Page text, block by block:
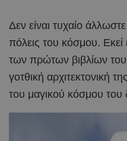
Δεν είναι τυχαίο
πόλεις του κόσμου.
των πρώτων βιβλίων του
γοτθική αρχιτεκτονική
του μαγικού κόσμου